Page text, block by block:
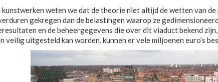
weten we dat de theorie niet altijd de wetten van
gekregen dan de belastingen waarop ze
en de beheergegevens die over dit viaduct bekend
uitgesteld kan worden, kunnen er vele miljoenen euro’s